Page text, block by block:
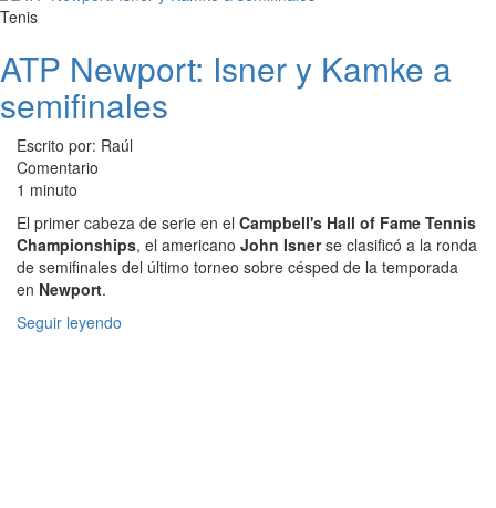
Tenis
ATP Newport: Isner y Kamke a
semifinales
Escrito por: Raúl
Comentario
1 minuto
El primer cabeza de serie en el Campbell's Hall of Fame Tennis
Championships, el americano John Isnerse clasificó a la ronda
de semifinales del último torneo sobre césped de la temporada
en Newport.
Seguir leyendo